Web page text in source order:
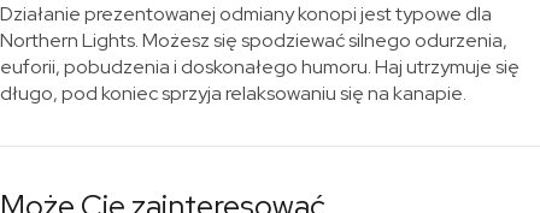
Działanie prezentowanej odmiany konopi jest typowe dla
Northern Lights. Możesz się spodziewać silnego odurzenia,
euforii, pobudzenia i doskonałego humoru. Haj utrzymuje się
długo, pod koniec sprzyja relaksowaniu się na kanapie.